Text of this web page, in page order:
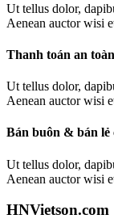
Ut tellus dolor,
Aenean auctor wisi
Thanh toán an
Ut tellus dolor,
Aenean auctor wisi
Bán buôn & bán lẻ
Ut tellus dolor,
Aenean auctor wisi
HNVietson.com